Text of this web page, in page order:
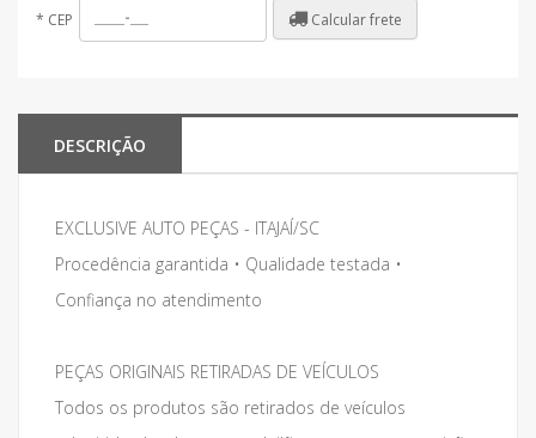
* CEP Calcular frete
DESCRIÇÃO
EXCLUSIVE AUTO PEÇAS - ITAJAÍ/SC
Procedência garantida • Qualidade testada •
Confiança no atendimento
PEÇAS ORIGINAIS RETIRADAS DE VEÍCULOS
Todos os produtos são retirados de veículos